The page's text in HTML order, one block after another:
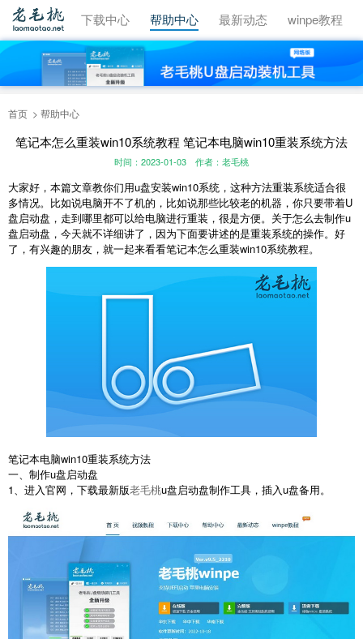
视频教程 下载中心 帮助中心 最新动态 winpe教程
首页 帮助中心
笔记本怎么重装win10系统教程 笔记本电脑win10重装系统方法
时间：2023-01-03 作者：老毛桃
大家好，本篇文章教你们用u盘安装win10系统，这种方法重装系统适合很
多情况。比如说电脑开不了机的，比如说那些比较老的机器，你只要带着U
盘启动盘，走到哪里都可以给电脑进行重装，很是方便。关于怎么去制作u
盘启动盘，今天就不详细讲了，因为下面要讲述的是重装系统的操作。好
了，有兴趣的朋友，就一起来看看笔记本怎么重装win10系统教程。
笔记本电脑win10重装系统方法
一、制作u盘启动盘
1、进入官网，下载最新版老毛桃u盘启动盘制作工具，插入u盘备用。